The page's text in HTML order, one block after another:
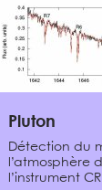
Pluton
Détection du
l’atmosphère
l’instrument